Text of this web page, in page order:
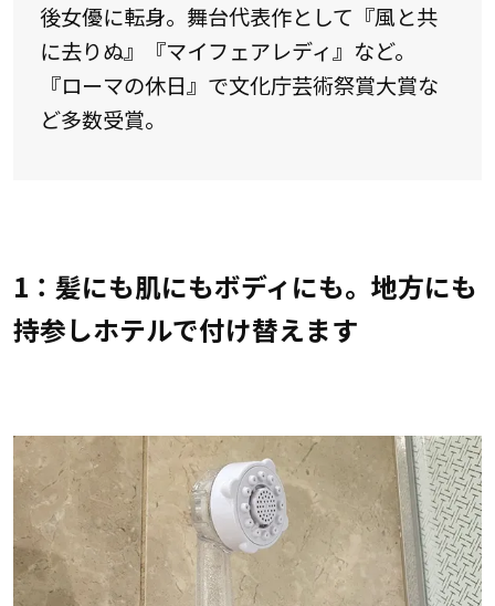
後女優に転身。舞台代表作として『風と共
に去りぬ』『マイフェアレディ』など。
『ローマの休日』で文化庁芸術祭賞大賞な
ど多数受賞。
1：髪にも肌にもボディにも。地方にも
持参しホテルで付け替えます